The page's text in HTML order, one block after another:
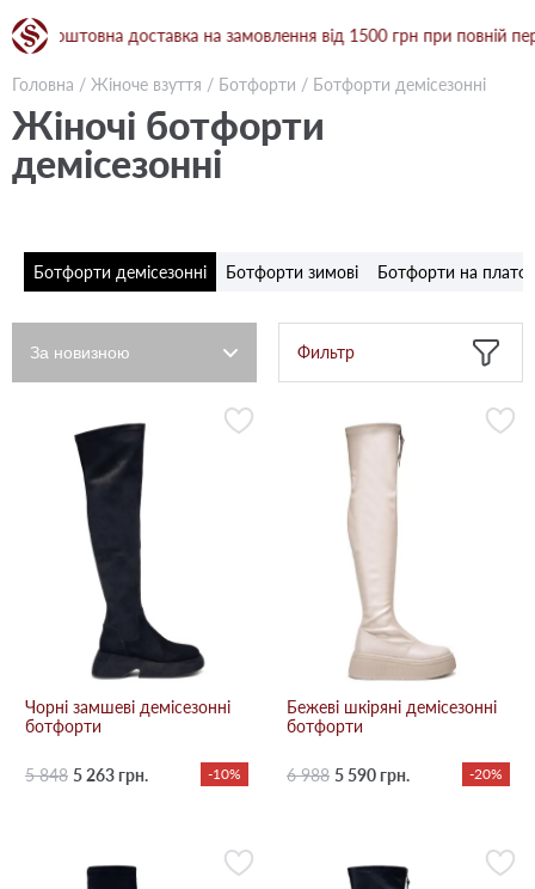
доставка на замовлення від 1500 грн при повній
Головна / Жіноче взуття / Ботфорти / Ботфорти демісезонні
Жіночі ботфорти
демісезонні
Ботфорти демісезонні Ботфорти зимові Ботфорти на
Фильтр
Чорні замшеві демісезонні
ботфорти
5 848 5 263 грн. -10%
Бежевi шкіряні демісезонні
ботфорти
6 988 5 590 грн. -20%